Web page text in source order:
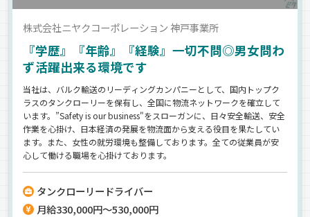
株式会社ニヤクコーポレーション 神戸事業所
『学歴』『年齢』『経験』一切不問◎男女問わ
ず活躍出来る環境です
当社は、バルク輸送のリーディングカンパニーとして、国内トップク
ラスのタンクローリーを保有し、全国に物流ネットワークを確立して
います。”Safety is our business"をスローガンに、日々安全輸送、安全
作業を心掛け、日本経済の発展を物流面から支える役目を果たしてい
ます。また、女性の就労環境も整備しております。全ての従業員が安
心して働ける職場を心掛けております。
タンクローリードライバー
月給330,000円～530,000円